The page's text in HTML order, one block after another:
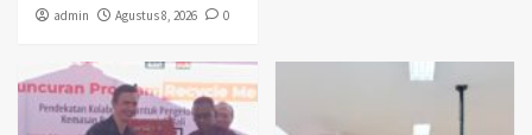
admin Agustus 8, 2026 0